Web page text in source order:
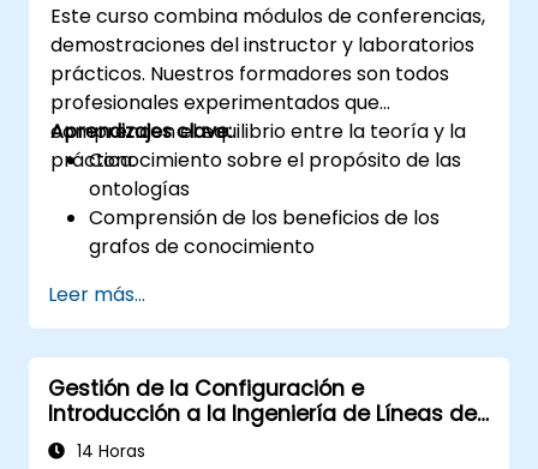
Dominio (DSL) en MagicDraw.​
Este curso combina módulos de conferencias,
demostraciones del instructor y laboratorios
prácticos. Nuestros formadores son todos
profesionales experimentados que
comprenden el equilibrio entre la teoría y la
práctica.
Aprendizajes clave:
Conocimiento sobre el propósito de las
ontologías
Comprensión de los beneficios de los
grafos de conocimiento
modelado conceptual
Leer más...
Gestión de la Configuración e
Introducción a la Ingeniería de Líneas de
Productos
14 Horas